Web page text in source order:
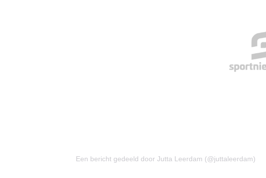
Een bericht gedeeld door Jutta Leerdam (@juttaleerdam)